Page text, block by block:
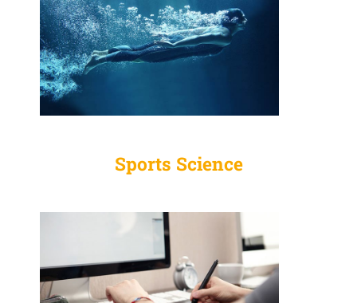
Sports Science